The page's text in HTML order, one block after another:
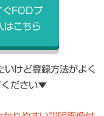
ぐFODプ
はこちら
けど登録方法がよく
ください▼